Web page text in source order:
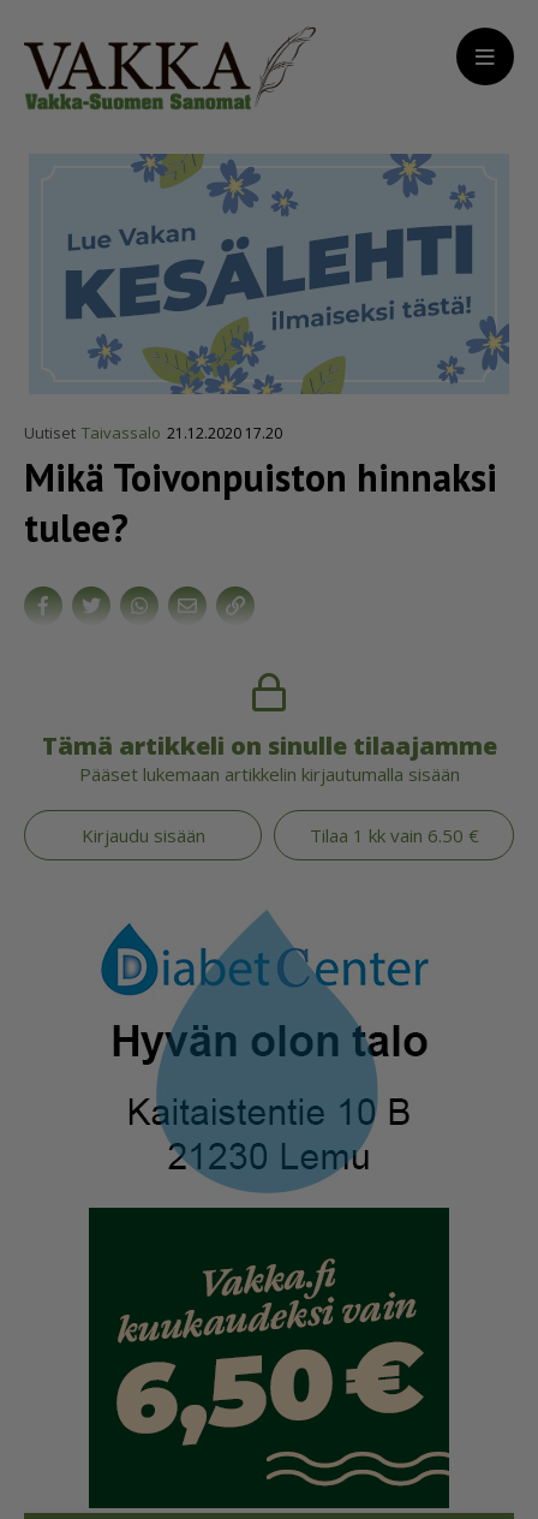
Uutiset Taivassalo 21.12.2020 17.20
Mikä Toivonpuiston hinnaksi
tulee?
Tämä artikkeli on sinulle tilaajamme
Pääset lukemaan artikkelin kirjautumalla sisään
Kirjaudu sisään Tilaa 1 kk vain 6.50 €